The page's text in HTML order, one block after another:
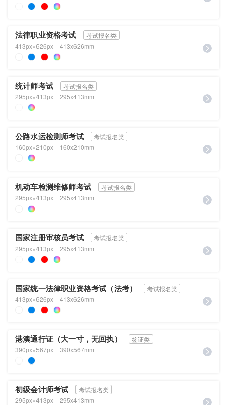
法律职业资格考试
考试报名类
413px×626px
413x626mm
统计师考试
考试报名类
295px×413px
295x413mm
公路水运检测师考试
考试报名类
160px×210px
160x210mm
机动车检测维修师考试
考试报名类
295px×413px
295x413mm
国家注册审核员考试
考试报名类
295px×413px
295x413mm
国家统一法律职业资格考试（法考）
考试报名类
413px×626px
413x626mm
港澳通行证（大一寸，无回执）
签证类
390px×567px
390x567mm
初级会计师考试
考试报名类
295px×413px
295x413mm